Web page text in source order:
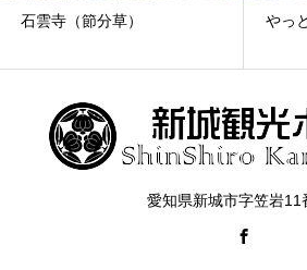
石雲寺（節分草） やっ
愛知県新城市字笠岩11